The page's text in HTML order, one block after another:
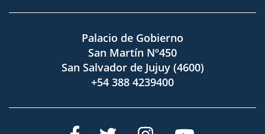
Palacio de Gobierno
San Martín Nº450
San Salvador de Jujuy (4600)
+54 388 4239400